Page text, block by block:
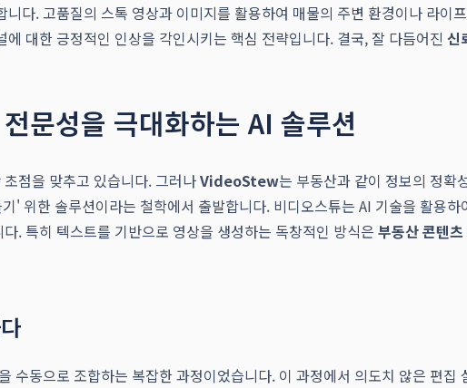
니다. 고품질의 스톡 영상과 이미지를 활용하여 매물의 주변 환경이나 라
대한 긍정적인 인상을 각인시키는 핵심 전략입니다. 결국, 잘 다듬어진 신
문성을 극대화하는 AI 솔루션
점을 맞추고 있습니다. 그러나VideoStew는 부동산과 같이 정보의 정확
' 위한 솔루션이라는 철학에서 출발합니다. 비디오스튜는 AI 기술을 활용
. 특히 텍스트를 기반으로 영상을 생성하는 독창적인 방식은 부동산 콘텐츠
수동으로 조합하는 복잡한 과정이었습니다. 이 과정에서 의도치 않은 편